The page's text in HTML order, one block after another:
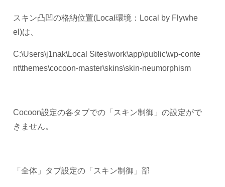
スキン凸凹の格納位置(Local環境：Local by Flywhe
el)は、
C:\Users\j1nak\Local Sites\work\app\public\wp-conte
nt\themes\cocoon-master\skins\skin-neumorphism
Cocoon設定の各タブでの「スキン制御」の設定がで
きません。
「全体」タブ設定の「スキン制御」部